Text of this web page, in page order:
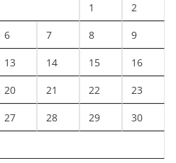
1 2
6 7 8 9
13 14 15 16
20 21 22 23
27 28 29 30